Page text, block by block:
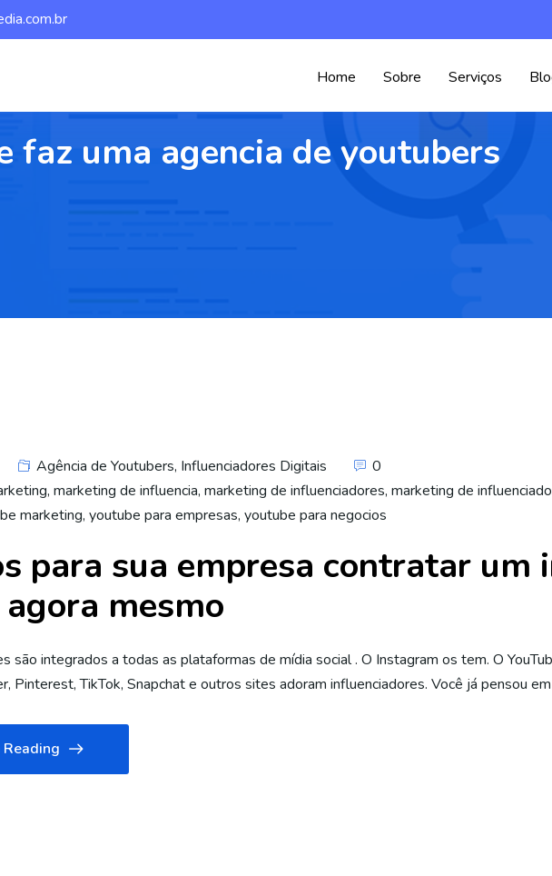
Home Sobre Serviços
faz uma agencia de youtubers
Agência de Youtubers, Influenciadores Digitais 0
, marketing de influencia, marketing de influenciadores, marketing de
marketing, youtube para empresas, youtube para negocios
para sua empresa contratar um
mesmo
são integrados a todas as plataformas de mídia social . O Instagram os tem. O
Pinterest, TikTok, Snapchat e outros sites adoram influenciadores. Você já pensou
Reading